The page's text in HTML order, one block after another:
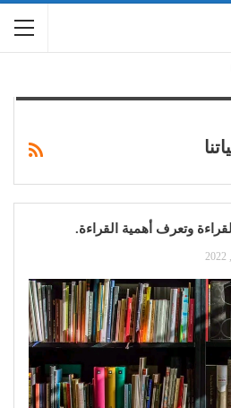
وتعرف أهمية القراءة.